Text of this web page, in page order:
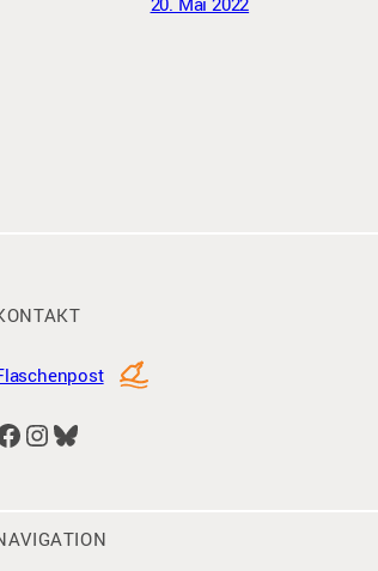
InstagramBluesky